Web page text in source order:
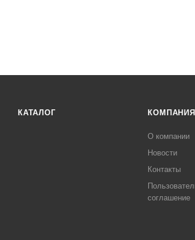
КАТАЛОГ КОМПАНИЯ
О компании
Новости
Контакты
соглашение